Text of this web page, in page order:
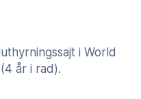
i World
år i rad).